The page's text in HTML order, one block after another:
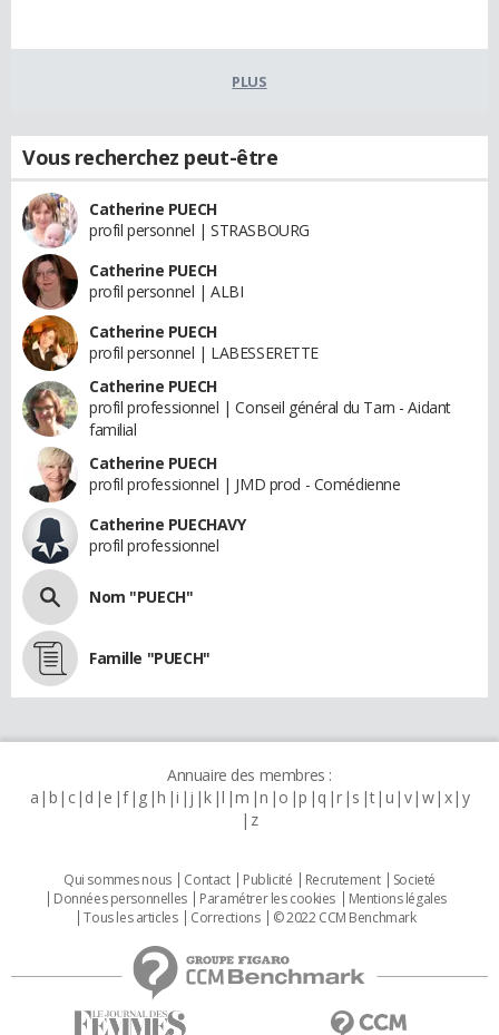
PLUS
Vous recherchez peut-être
Catherine PUECH
profil personnel | STRASBOURG
Catherine PUECH
profil personnel | ALBI
Catherine PUECH
profil personnel | LABESSERETTE
Catherine PUECH
profil professionnel | Conseil général du Tarn - Aidant
familial
Catherine PUECH
profil professionnel | JMD prod - Comédienne
Catherine PUECHAVY
profil professionnel
Nom "PUECH"
Famille "PUECH"
Annuaire des membres :
a b c d e f g h i j k l m n o p q r s t u v w x y
z
Qui sommes nous Contact Publicité Recrutement
Societé
Données personnelles
Paramétrer les cookies
Mentions légales
Tous les articles
Corrections © 2022 CCM Benchmark